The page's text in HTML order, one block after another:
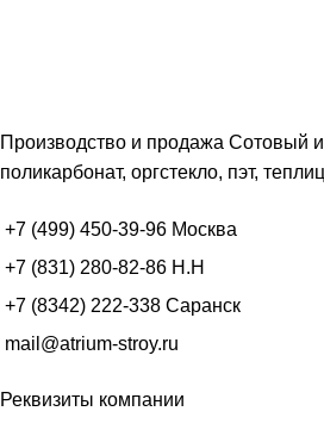
Производство и продажа Сотовый
поликарбонат, оргстекло, пэт,
+7 (499) 450-39-96 Москва
+7 (831) 280-82-86 Н.Н
+7 (8342) 222-338 Саранск
mail@atrium-stroy.ru
Реквизиты компании